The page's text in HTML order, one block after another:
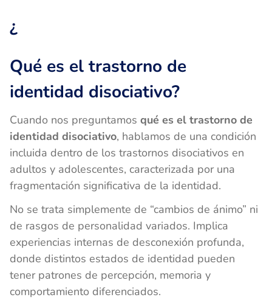
¿
Qué es el trastorno de
identidad disociativo?
Cuando nos preguntamos qué es el trastorno de
identidad disociativo, hablamos de una condición
incluida dentro de los trastornos disociativos en
adultos y adolescentes, caracterizada por una
fragmentación significativa de la identidad.
No se trata simplemente de “cambios de ánimo” ni
de rasgos de personalidad variados. Implica
experiencias internas de desconexión profunda,
donde distintos estados de identidad pueden
tener patrones de percepción, memoria y
comportamiento diferenciados.